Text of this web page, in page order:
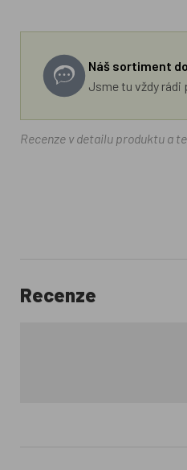
Náš sortiment
Jsme tu vždy rádi
Recenze v detailu produktu a
Recenze